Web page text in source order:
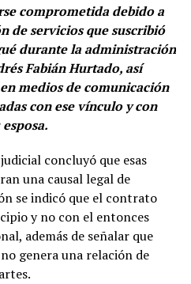
comprometida debido a
de servicios que suscribió
durante la administración
Fabián Hurtado, así
medios de comunicación
con ese vínculo y con
concluyó que esas
una causal legal de
se indicó que el contrato
y no con el entonces
además de señalar que
genera una relación de